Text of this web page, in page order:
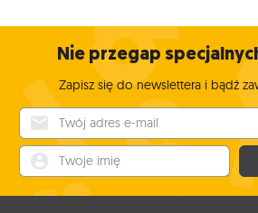
Nie przegap
Zapisz się do newslettera i bądź